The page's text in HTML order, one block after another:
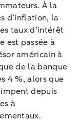
À la
d’inflation, la
taux d’intérêt
est passée à
américain à
de la banque
4 %, alors que
depuis
à